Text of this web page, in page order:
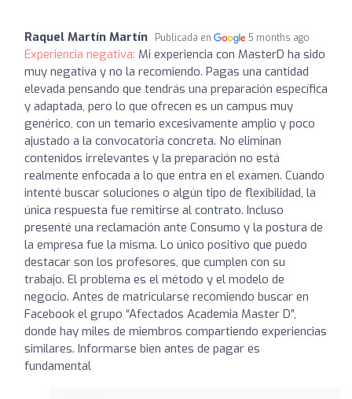
Raquel Martín Martín Publicada en 5 months ago
Experiencia negativa: Mi experiencia con MasterD ha sido
muy negativa y no la recomiendo. Pagas una cantidad
elevada pensando que tendrás una preparación específica
y adaptada, pero lo que ofrecen es un campus muy
genérico, con un temario excesivamente amplio y poco
ajustado a la convocatoria concreta. No eliminan
contenidos irrelevantes y la preparación no está
realmente enfocada a lo que entra en el examen. Cuando
intenté buscar soluciones o algún tipo de flexibilidad, la
única respuesta fue remitirse al contrato. Incluso
presenté una reclamación ante Consumo y la postura de
la empresa fue la misma. Lo único positivo que puedo
destacar son los profesores, que cumplen con su
trabajo. El problema es el método y el modelo de
negocio. Antes de matricularse recomiendo buscar en
Facebook el grupo “Afectados Academia Master D”,
donde hay miles de miembros compartiendo experiencias
similares. Informarse bien antes de pagar es
fundamental